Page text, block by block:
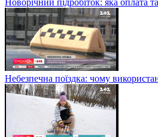
Небезпечна поїздка: чому